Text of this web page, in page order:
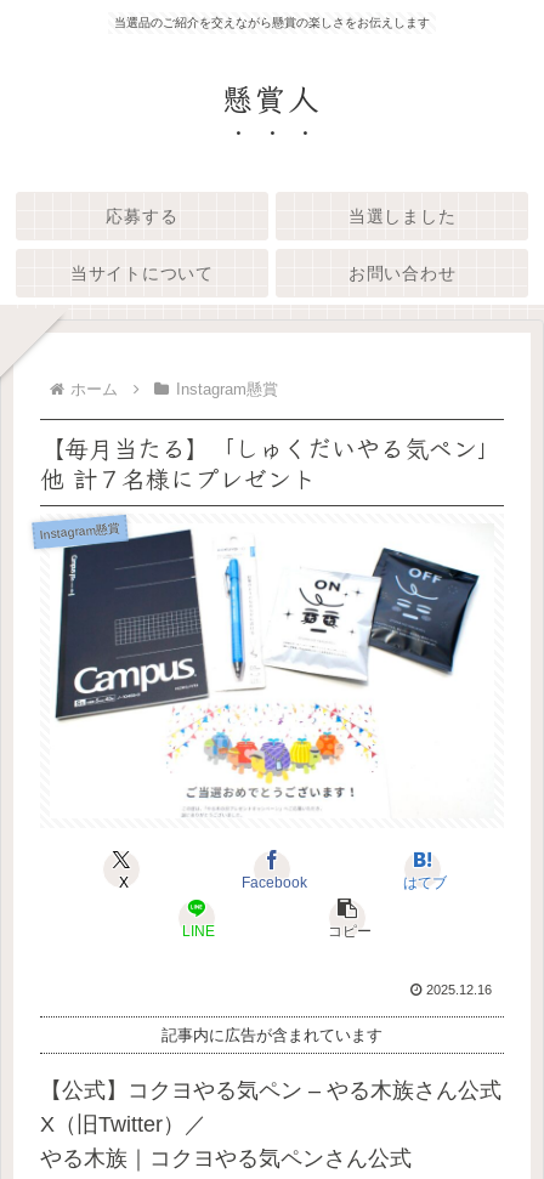
当選品のご紹介を交えながら懸賞の楽しさをお伝えします
懸賞人
応募する 当選しました
当サイトについて お問い合わせ
ホーム Instagram懸賞
【毎月当たる】「しゅくだいやる気ペン」
他 計７名様にプレゼント
Instagram懸賞
X Facebook はてブ
LINE コピー
2025.12.16
記事内に広告が含まれています
【公式】コクヨやる気ペン – やる木族さん公式
X（旧Twitter）／
やる木族｜コクヨやる気ペンさん公式